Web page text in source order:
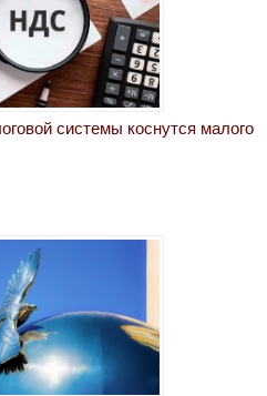
системы коснутся малого